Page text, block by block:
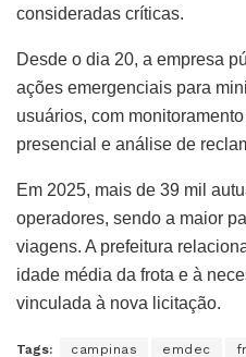
consideradas críticas.
Desde o dia 20, a empresa
ações emergenciais para
usuários, com
presencial e análise de
Em 2025, mais de 39 mil
operadores, sendo a maior
viagens. A prefeitura
idade média da frota e à
vinculada à nova licitação.
Tags: campinas emdec